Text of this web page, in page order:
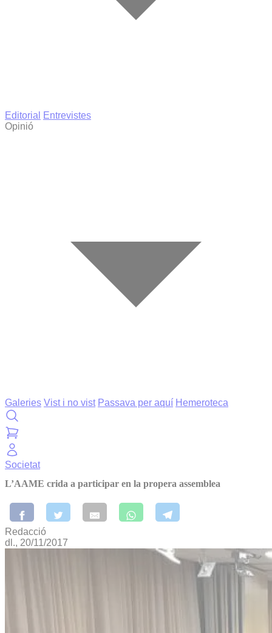
Editorial
Entrevistes
Opinió
Galeries Vist i no vist Passava per aquí Hemeroteca
Societat
L’AAME crida a participar en la propera assemblea
Redacció
dl., 20/11/2017